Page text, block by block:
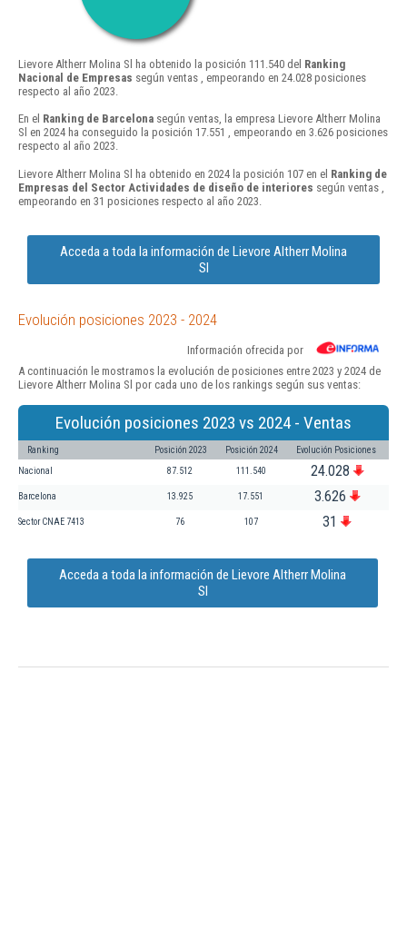
Lievore Altherr Molina Sl ha obtenido la posición 111.540 del Ranking
Nacional de Empresas según ventas , empeorando en 24.028 posiciones
respecto al año 2023.
En el Ranking de Barcelona según ventas, la empresa Lievore Altherr Molina
Sl en 2024 ha conseguido la posición 17.551 , empeorando en 3.626 posiciones
respecto al año 2023.
Lievore Altherr Molina Sl ha obtenido en 2024 la posición 107 en el Ranking de
Empresas del Sector Actividades de diseño de interiores según ventas ,
empeorando en 31 posiciones respecto al año 2023.
Acceda a toda la información de Lievore Altherr Molina
Sl
Evolución posiciones 2023 - 2024
Información ofrecida por
A continuación le mostramos la evolución de posiciones entre 2023 y 2024 de
Lievore Altherr Molina Sl por cada uno de los rankings según sus ventas:
Evolución posiciones 2023 vs 2024 - Ventas
Ranking Posición 2023 Posición 2024 Evolución Posiciones
Nacional 87.512 111.540 24.028
Barcelona 13.925 17.551 3.626
Sector CNAE 7413 76 107 31
Acceda a toda la información de Lievore Altherr Molina
Sl